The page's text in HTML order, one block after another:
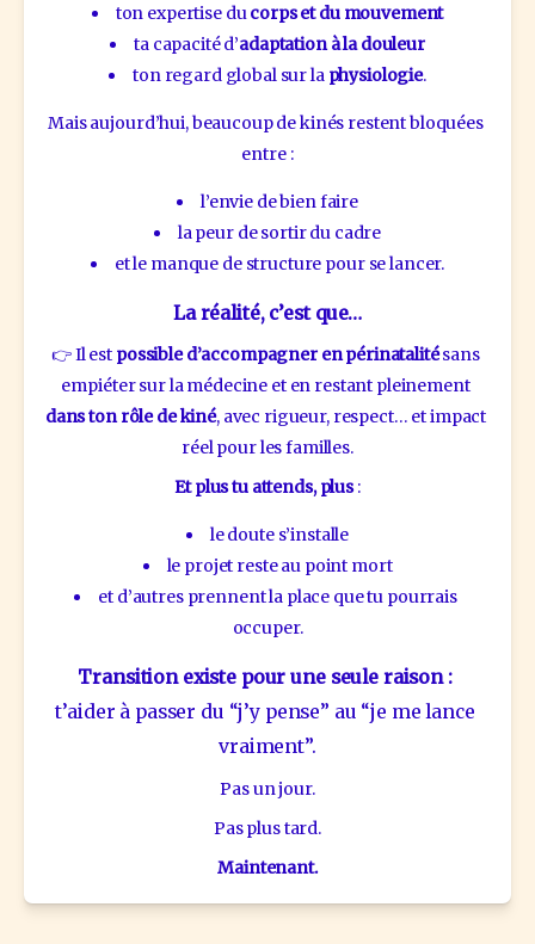
ton expertise du corps et du mouvement
ta capacité d’adaptation à la douleur
ton regard global sur la physiologie.
Mais aujourd’hui, beaucoup de kinés restent bloquées
entre :
l’envie de bien faire
la peur de sortir du cadre
et le manque de structure pour se lancer.
La réalité, c’est que…
👉 Il est possible d’accompagner en périnatalité sans
empiéter sur la médecine et en restant pleinement
dans ton rôle de kiné, avec rigueur, respect… et impact
réel pour les familles.
Et plus tu attends, plus :
le doute s’installe
le projet reste au point mort
et d’autres prennent la place que tu pourrais
occuper.
Transition existe pour une seule raison :
t’aider à passer du “j’y pense” au “je me lance
vraiment”.
Pas un jour.
Pas plus tard.
Maintenant.